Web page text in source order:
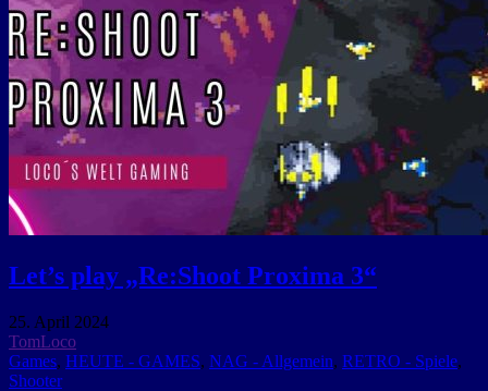
Let’s play „Re:Shoot Proxima 3“
25. April 2024
TomLoco
Games, HEUTE - GAMES, NAG - Allgemein, RETRO - Spiele,
Shooter